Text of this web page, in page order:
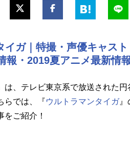
覧
アニメ映画一覧
男性声優/女性
イガ｜特撮・声優キャス
報・2019夏アニメ最新情
は、テレビ東京系で放送された
らでは、『ウルトラマンタイガ』
をご紹介！